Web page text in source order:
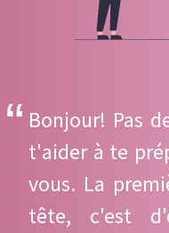
Bonjour! Pas
t'aider à te
vous. La
tête, c'est